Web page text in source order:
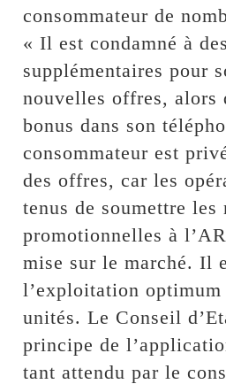
consommateur de
« Il est condamné à
supplémentaires pour
nouvelles offres, alors
bonus dans son
consommateur est
des offres, car les
tenus de soumettre
promotionnelles à
mise sur le marché. Il
l’exploitation optimum
unités. Le Conseil
principe de
tant attendu par le